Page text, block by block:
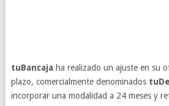
tuBancaja ha realizado un ajuste en su
plazo, comercialmente denominados
incorporar una modalidad a 24 meses y